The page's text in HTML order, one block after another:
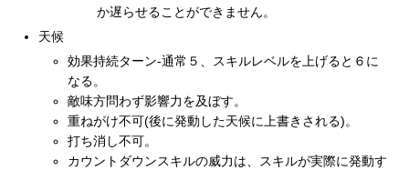
か遅らせることができません。
天候
効果持続ターン-通常５、スキルレベルを上げると６に
なる。
敵味方問わず影響力を及ぼす。
重ねがけ不可(後に発動した天候に上書きされる)。
打ち消し不可。
カウントダウンスキルの威力は、スキルが実際に発動す